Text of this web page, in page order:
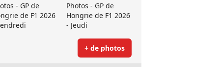
- GP de
de F1 2026
Photos - GP de
Hongrie de F1 2026
- Jeudi
+ de photos